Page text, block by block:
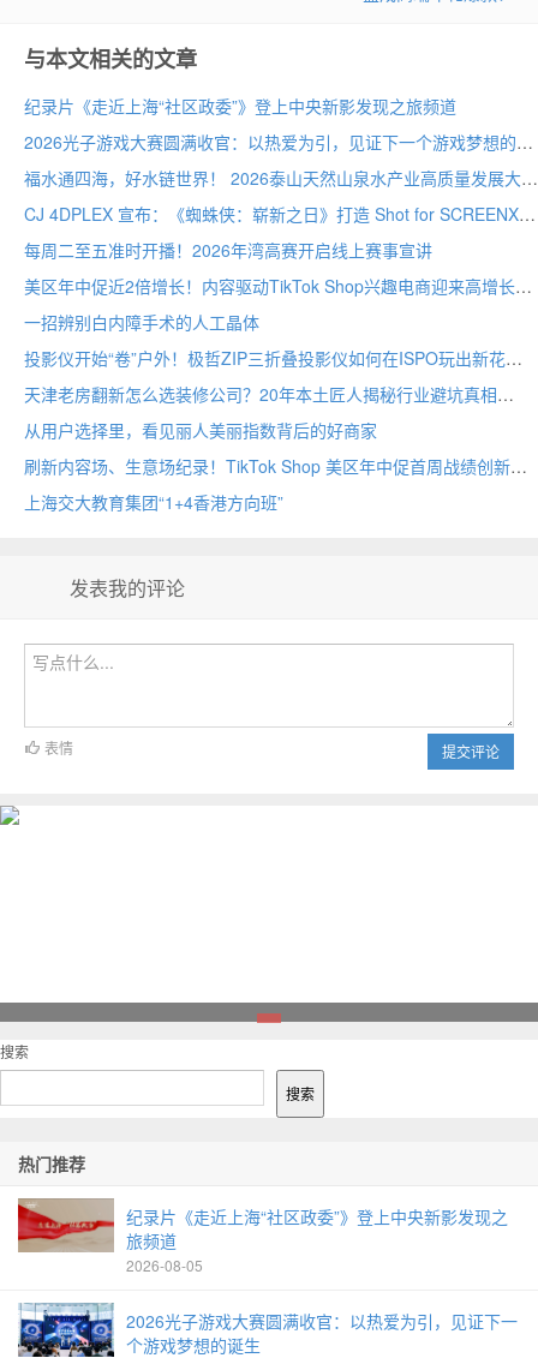
与本文相关的文章
纪录片《走近上海“社区政委”》登上中央新影发现之旅频道
2026光子游戏大赛圆满收官：以热爱为引，见证下一个游戏梦想的诞生
福水通四海，好水链世界！ 2026泰山天然山泉水产业高质量发展大会圆满举行
CJ 4DPLEX 宣布：《蜘蛛侠：崭新之日》打造 Shot for SCREENX 专属版本
每周二至五准时开播！2026年湾高赛开启线上赛事宣讲
美区年中促近2倍增长！内容驱动TikTok Shop兴趣电商迎来高增长
一招辨别白内障手术的人工晶体
投影仪开始“卷”户外！极哲ZIP三折叠投影仪如何在ISPO玩出新花样？
天津老房翻新怎么选装修公司？20年本土匠人揭秘行业避坑真相
从用户选择里，看见丽人美丽指数背后的好商家
刷新内容场、生意场纪录！TikTok Shop 美区年中促首周战绩创新高
上海交大教育集团“1+4香港方向班”
发表我的评论
提交评论
表情
搜索
搜索
热门推荐
纪录片《走近上海“社区政委”》登上中央新影发现之
旅频道
2026-08-05
2026光子游戏大赛圆满收官：以热爱为引，见证下一
个游戏梦想的诞生